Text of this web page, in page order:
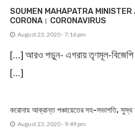
SOUMEN MAHAPATRA MINISTER
CORONA। CORONAVIRUS
August 23, 2020 - 7:16 pm
[…] আরও পড়ুন- এগরায় তৃণমূল-বিজেপি
[…]
করোনায় আক্রান্ত পঞ্চায়েতের সহ-সভাপতি,
August 23, 2020 - 9:49 pm